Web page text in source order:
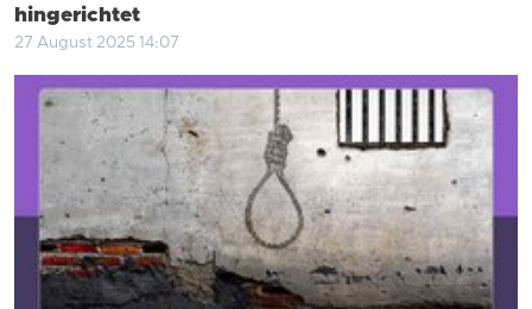
hingerichtet
27 August 2025 14:07